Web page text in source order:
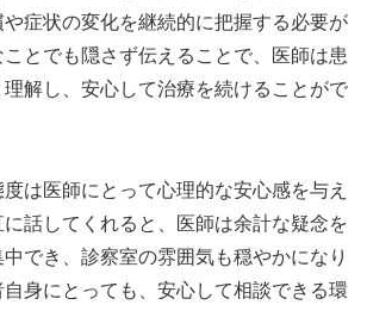
症状の変化を継続的に把握する必要が
とでも隠さず伝えることで、医師は患
解し、安心して治療を続けることがで
は医師にとって心理的な安心感を与え
に話してくれると、医師は余計な疑念を
でき、診察室の雰囲気も穏やかになり
自身にとっても、安心して相談できる環